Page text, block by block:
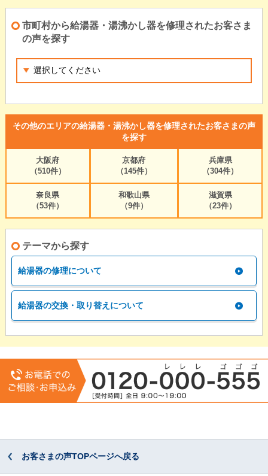
市町村から給湯器・湯沸かし器を修理されたお客さま
の声を探す
その他のエリアの給湯器・湯沸かし器を修理されたお客さまの声
を探す
大阪府
（510件）
京都府
（145件）
兵庫県
（304件）
奈良県
（53件）
和歌山県
（9件）
滋賀県
（23件）
テーマから探す
給湯器の修理について
給湯器の交換・取り替えについて
お客さまの声TOPページへ戻る